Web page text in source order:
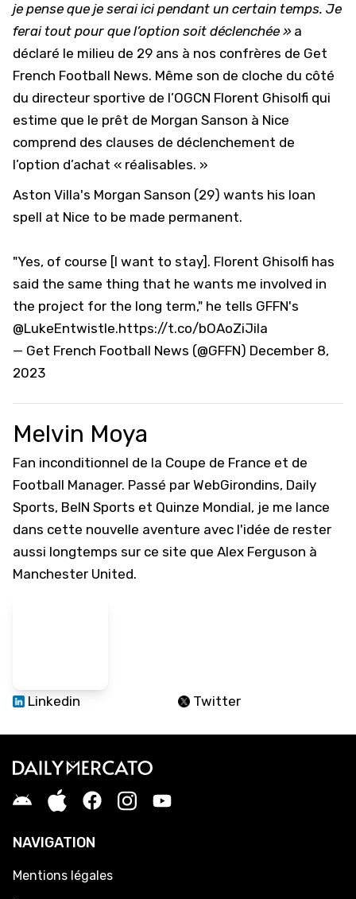
je pense que je serai ici pendant un certain temps. Je
ferai tout pour que l’option soit déclenchée » a
déclaré le milieu de 29 ans à nos confrères de Get
French Football News. Même son de cloche du côté
du directeur sportive de l’OGCN Florent Ghisolfi qui
estime que le prêt de Morgan Sanson à Nice
comprend des clauses de déclenchement de
l’option d’achat « réalisables. »
Aston Villa's Morgan Sanson (29) wants his loan
spell at Nice to be made permanent.
"Yes, of course [I want to stay]. Florent Ghisolfi has
said the same thing that he wants me involved in
the project for the long term," he tells GFFN's
@LukeEntwistle.https://t.co/bOAoZiJiIa
— Get French Football News (@GFFN) December 8,
2023
Melvin Moya
Fan inconditionnel de la Coupe de France et de
Football Manager. Passé par WebGirondins, Daily
Sports, BeIN Sports et Quinze Mondial, je me lance
dans cette nouvelle aventure avec l'idée de rester
aussi longtemps sur ce site que Alex Ferguson à
Manchester United.
Linkedin Twitter
NAVIGATION
Mentions légales